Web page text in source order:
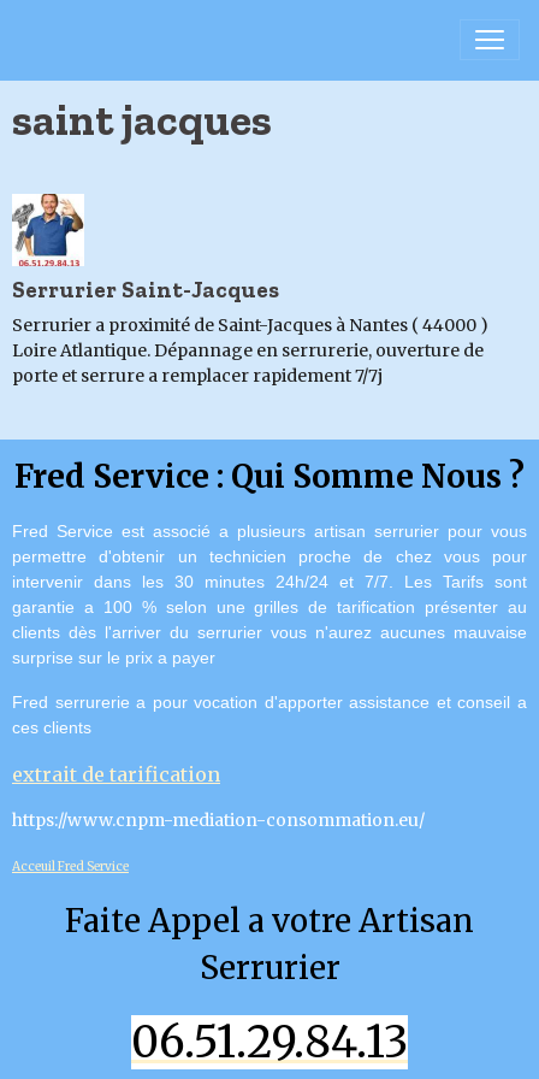
saint jacques
Serrurier Saint-Jacques
Serrurier a proximité de Saint-Jacques à Nantes ( 44000 )
Loire Atlantique. Dépannage en serrurerie, ouverture de
porte et serrure a remplacer rapidement 7/7j
Fred Service : Qui Somme Nous ?
Fred Service est associé a plusieurs artisan serrurier pour vous
permettre d'obtenir un technicien proche de chez vous pour
intervenir dans les 30 minutes 24h/24 et 7/7. Les Tarifs sont
garantie a 100 % selon une grilles de tarification présenter au
clients dès l'arriver du serrurier vous n'aurez aucunes mauvaise
surprise sur le prix a payer
Fred serrurerie a pour vocation d'apporter assistance et conseil a
ces clients
extrait de tarification
https://www.cnpm-mediation-consommation.eu/
Acceuil Fred Service
Faite Appel a votre Artisan
Serrurier
06.51.29.84.13